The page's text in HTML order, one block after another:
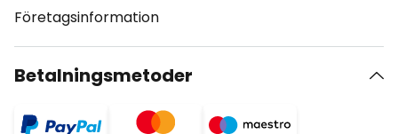
Företagsinformation
Betalningsmetoder